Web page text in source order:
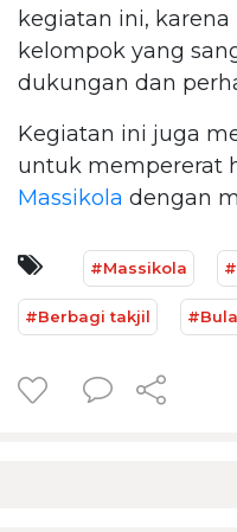
kegiatan ini,
kelompok yang
dukungan dan
Kegiatan ini juga
untuk mempererat
Massikola dengan
#Massikola
#Berbagi takjil